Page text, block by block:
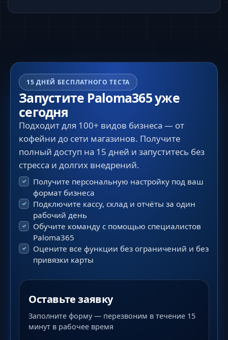
15 ДНЕЙ БЕСПЛАТНОГО ТЕСТА
Запустите Paloma365 уже
сегодня
Подходит для 100+ видов бизнеса — от
кофейни до сети магазинов. Получите
полный доступ на 15 дней и запуститесь без
стресса и долгих внедрений.
Получите персональную настройку под ваш
формат бизнеса
Подключите кассу, склад и отчёты за один
рабочий день
Обучите команду с помощью специалистов
Paloma365
Оцените все функции без ограничений и без
привязки карты
Оставьте заявку
Заполните форму — перезвоним в течение 15
минут в рабочее время